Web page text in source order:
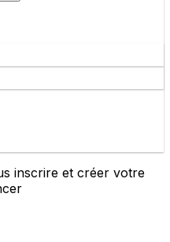
inscrire et créer votre